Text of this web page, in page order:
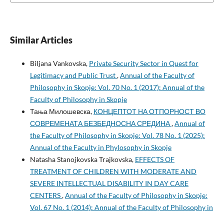
Similar Articles
Biljana Vankovska, Private Security Sector in Quest for
Legitimacy and Public Trust,Annual of the Faculty of
Philosophy in Skopje: Vol. 70 No. 1 (2017): Annual of the
Faculty of Philosophy in Skopje
Тања Милошевска, КОНЦЕПТОТ НА ОТПОРНОСТ ВО
СОВРЕМЕНАТА БЕЗБЕДНОСНА СРЕДИНА,Annual of
the Faculty of Philosophy in Skopje: Vol. 78 No. 1 (2025):
Annual of the Faculty in Phylosophy in Skopje
Natasha Stanojkovska Trajkovska, EFFECTS OF
TREATMENT OF CHILDREN WITH MODERATE AND
SEVERE INTELLECTUAL DISABILITY IN DAY CARE
CENTERS,Annual of the Faculty of Philosophy in Skopje:
Vol. 67 No. 1 (2014): Annual of the Faculty of Philosophy in